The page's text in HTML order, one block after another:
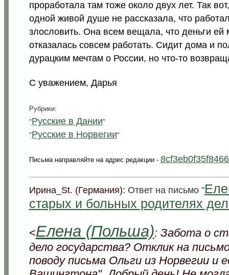
проработала там тоже около двух лет. Так
одной живой душе не рассказала, что
злословить. Она всем вещала, что деньги
отказалась совсем работать. Сидит дома и
дурацким мечтам о России, но что-то
С уважением, Дарья
Рубрики:
"Русские в Дании"
"Русские в Норвегии"
Письма направляйте на адрес редакции -
Ирина_St. (Германия): Ответ на письмо "
старых и больных родителях
<Елена (Польша): Забота о
дело государства? Отклик на
поводу письма Ольги из Норвегии и